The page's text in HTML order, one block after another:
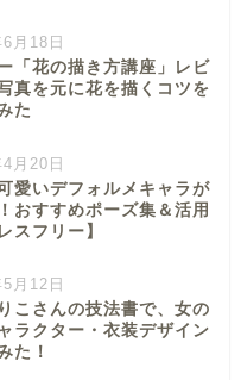
月18日
「花の描き方講座」レビ
真を元に花を描くコツを
た
月20日
愛いデフォルメキャラが
おすすめポーズ集＆活用
スフリー】
月12日
こさんの技法書で、女の
ラクター・衣装デザイン
た！